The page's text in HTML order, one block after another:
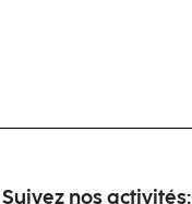
Suivez nos activités: